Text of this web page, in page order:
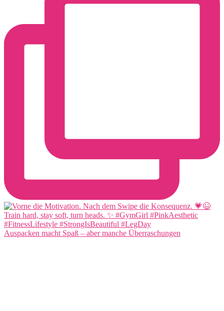
Auspacken macht Spaß – aber manche Überraschungen